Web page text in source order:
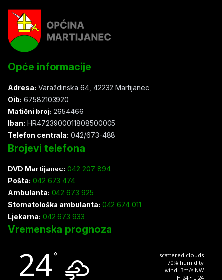
Opće informacije
Adresa: Varaždinska 64, 42232 Martijanec
Oib: 67582103920
Matični broj: 2654466
Iban: HR4723900011808500005
Telefon centrala: 042/673-488
Brojevi telefona
DVD Martijanec: 042 207 894
Pošta: 042 673 474
Ambulanta: 042 673 925
Stomatološka ambulanta: 042 674 011
Ljekarna: 042 673 933
Vremenska prognoza
24°
scattered clouds
70% humidity
wind: 3m/s NW
H 24 • L 24